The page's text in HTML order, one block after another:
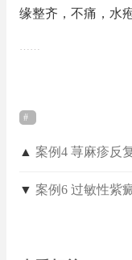
缘整齐，不痛，水
▲ 案例4 荨麻疹反
▼ 案例6 过敏性紫